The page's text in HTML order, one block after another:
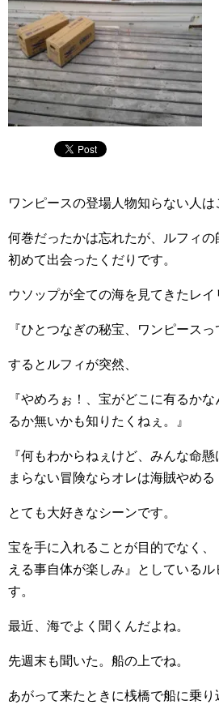
ワンピースの登場人物知らない人は
何巻だったかは忘れたが、ルフィの
初めて出会ったくだりです。
ウソップが全ての海を見てきたレイ
『ひとつなぎの秘宝、ワンピースっ
するとルフィが突然、
『やめろぉ！、宝がどこに有るか
るか無いかも知りたくねぇ。』
『何もわからねぇけど、みんな命
まらない冒険ならオレは海賊やめる
とても大好きなシーンです。
宝を手に入れることが目的でなく
える事自体が楽しみ』としている
す。
最近、海でよく聞くんだよね。
先週末も聞いた。船の上でね。
あがって来たときに桟橋で船に乗